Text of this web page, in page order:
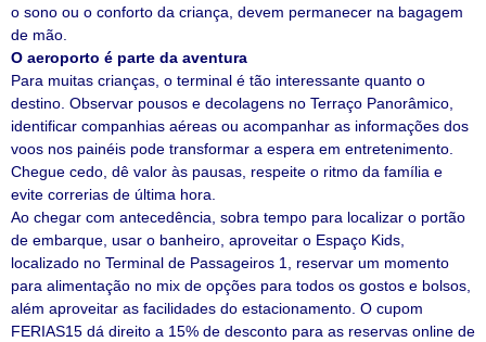
o sono ou o conforto da criança, devem permanecer na bagagem
de mão.
O aeroporto é parte da aventura
Para muitas crianças, o terminal é tão interessante quanto o
destino. Observar pousos e decolagens no Terraço Panorâmico,
identificar companhias aéreas ou acompanhar as informações dos
voos nos painéis pode transformar a espera em entretenimento.
Chegue cedo, dê valor às pausas, respeite o ritmo da família e
evite correrias de última hora.
Ao chegar com antecedência, sobra tempo para localizar o portão
de embarque, usar o banheiro, aproveitar o Espaço Kids,
localizado no Terminal de Passageiros 1, reservar um momento
para alimentação no mix de opções para todos os gostos e bolsos,
além aproveitar as facilidades do estacionamento. O cupom
FERIAS15 dá direito a 15% de desconto para as reservas online de